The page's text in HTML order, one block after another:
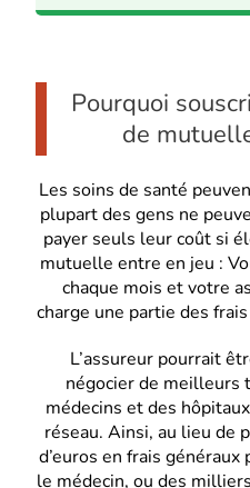
Pourquoi
de
Les soins de santé
plupart des gens ne
payer seuls leur coût si
mutuelle entre en jeu :
chaque mois et votre
charge une partie des
L’assureur pourrait
négocier de meilleurs
médecins et des
réseau. Ainsi, au lieu de
d’euros en frais
le médecin, ou des